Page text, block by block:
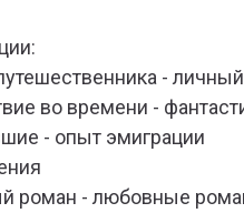
-
во времени -
- опыт эмиграции
роман - любовные